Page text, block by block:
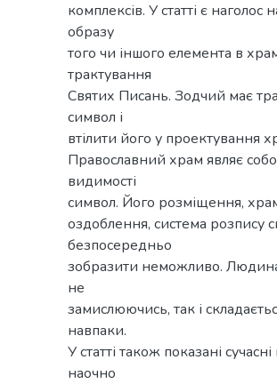
комплексів. У статті є
образу
того чи іншого елемента в
трактування
Святих Писань. Зодчий має
символ і
втілити його у проектування
Православний храм являє
видимості
символ. Його розміщення,
оздоблення, система розпису
безпосередньо
зобразити неможливо. Людина
не
замислюючись, так і
навпаки.
У статті також показані
наочно